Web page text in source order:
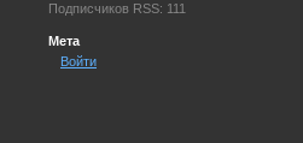
Подписчиков RSS: 111
Мета
Войти